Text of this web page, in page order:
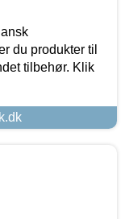
du produkter til
tilbehør. Klik